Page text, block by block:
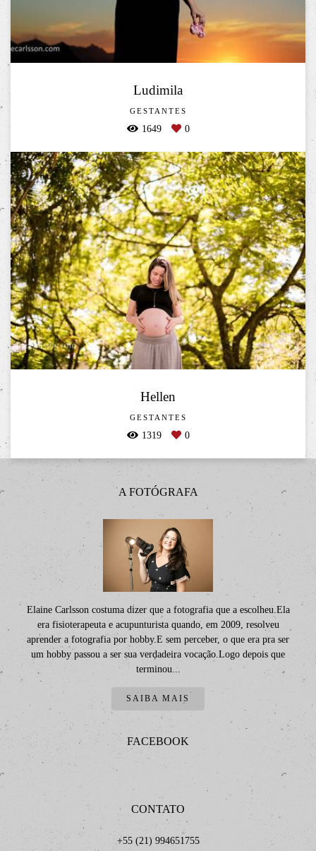
Ludimila
GESTANTES
1649 0
Hellen
GESTANTES
1319 0
A FOTÓGRAFA
Elaine Carlsson costuma dizer que a fotografia que a escolheu.Ela
era fisioterapeuta e acupunturista quando, em 2009, resolveu
aprender a fotografia por hobby.E sem perceber, o que era pra ser
um hobby passou a ser sua verdadeira vocação.Logo depois que
terminou...
SAIBA MAIS
FACEBOOK
CONTATO
+55 (21) 994651755